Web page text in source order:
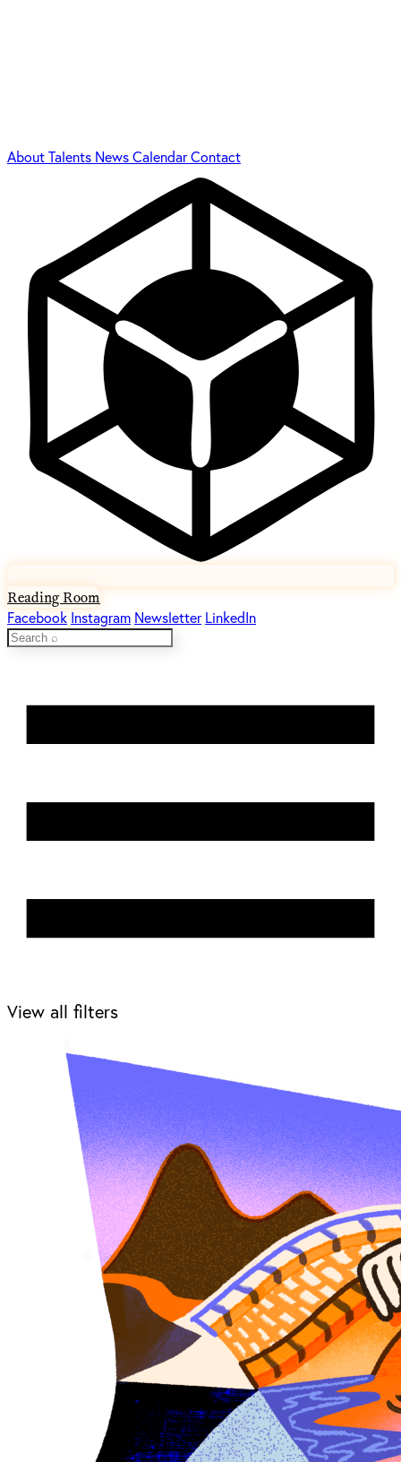
AboutTalents NewsCalendarContact
Reading Room
Facebook Instagram Newsletter LinkedIn
View all filters